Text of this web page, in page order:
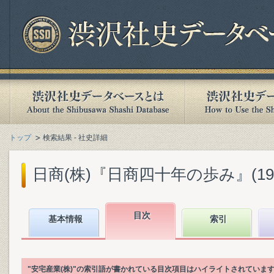
トップ 検索結果 - 社史詳細
日商(株)『日商四十年の歩み』
基本情報 目次 索引
"安宅産業(株)"の索引語が書かれている目次項目はハイライトされていま